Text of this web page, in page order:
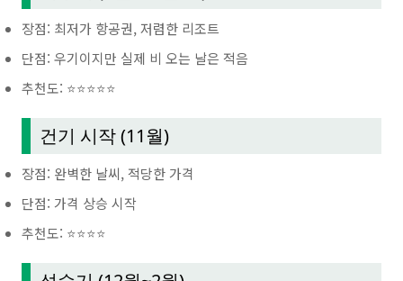
장점: 최저가 항공권, 저렴한 리조트
단점: 우기이지만 실제 비 오는 날은 적음
추천도: ⭐⭐⭐⭐⭐
건기 시작 (11월)
장점: 완벽한 날씨, 적당한 가격
단점: 가격 상승 시작
추천도: ⭐⭐⭐⭐